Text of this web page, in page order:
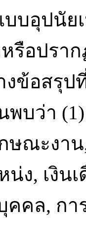
บอุปนัย
รือปรา
งข้อสรุ
บว่า
ษณะงา
ง, เงิน
คคล, ก